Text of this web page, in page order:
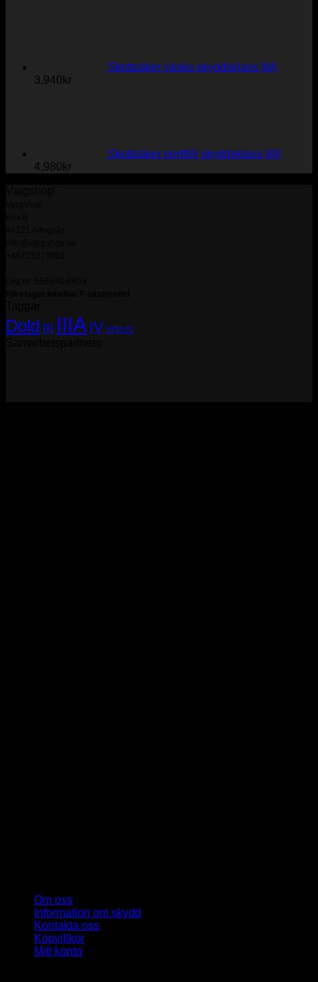
Skottsäker väska skyddsklass IIIA
3,940 kr
Skottsäker portfölj skyddsklass IIIA
4,980 kr
Dold III IIIA IV SYNLIG
Om oss
Information om skydd
Kontakta oss
Köpvillkor
Mitt konto